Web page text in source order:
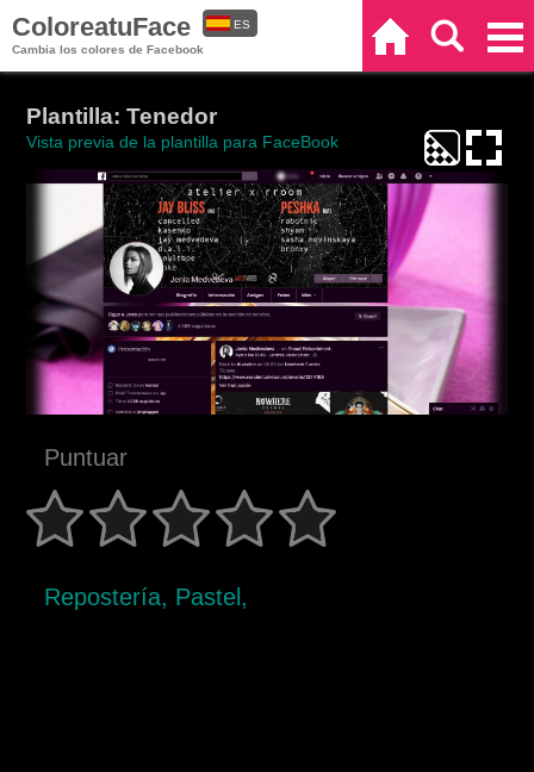
ColoreatuFace
Cambia los colores de Facebook
ES
Plantilla: Tenedor
Vista previa de la plantilla para FaceBook
Puntuar
Repostería, Pastel,